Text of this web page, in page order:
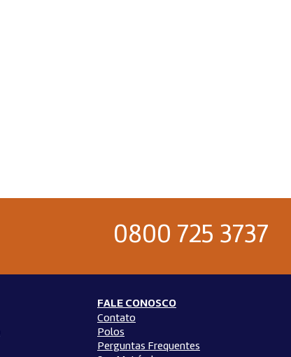
0800 725 3737
FALE CONOSCO
Contato
Polos
Perguntas Frequentes